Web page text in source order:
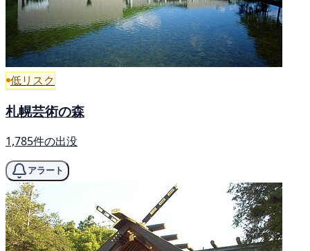
低リスク
札幌芸術の森
1,785件の出没
アラート